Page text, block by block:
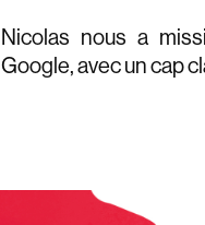
Nicolas nous a
Google, avec un cap